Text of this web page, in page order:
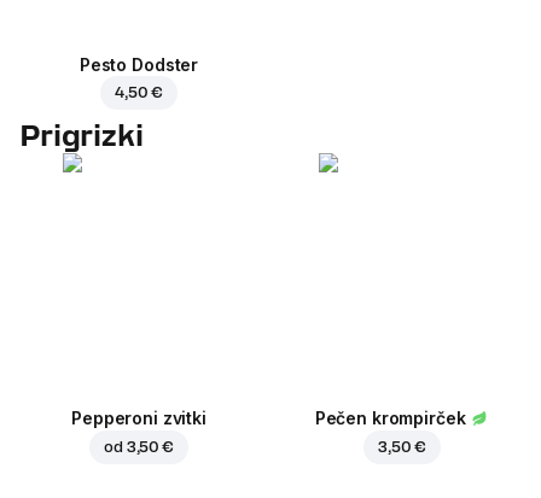
Pesto Dodster
4,50 €
Prigrizki
Pepperoni zvitki
od 3,50 €
Pečen krompirček
3,50 €